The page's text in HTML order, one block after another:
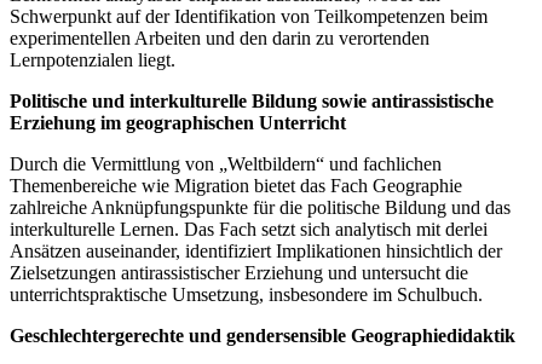
Schwerpunkt auf der Identifikation von Teilkompetenzen beim
experimentellen Arbeiten und den darin zu verortenden
Lernpotenzialen liegt.
Politische und interkulturelle Bildung sowie antirassistische
Erziehung im geographischen Unterricht
Durch die Vermittlung von „Weltbildern“ und fachlichen
Themenbereiche wie Migration bietet das Fach Geographie
zahlreiche Anknüpfungspunkte für die politische Bildung und das
interkulturelle Lernen. Das Fach setzt sich analytisch mit derlei
Ansätzen auseinander, identifiziert Implikationen hinsichtlich der
Zielsetzungen antirassistischer Erziehung und untersucht die
unterrichtspraktische Umsetzung, insbesondere im Schulbuch.
Geschlechtergerechte und gendersensible Geographiedidaktik